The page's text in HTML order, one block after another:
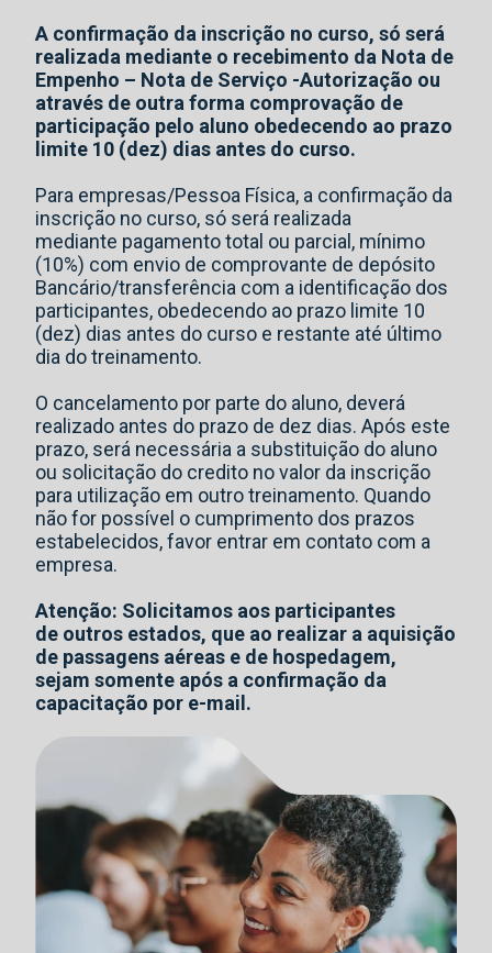
A confirmação da inscrição no curso, só será
realizada mediante o recebimento da Nota de
Empenho – Nota de Serviço -Autorização ou
através de outra forma comprovação de
participação pelo aluno obedecendo ao prazo
limite 10 (dez) dias antes do curso.
Para empresas/Pessoa Física, a confirmação da
inscrição no curso, só será realizada
mediante pagamento total ou parcial, mínimo
(10%) com envio de comprovante de depósito
Bancário/transferência com a identificação dos
participantes, obedecendo ao prazo limite 10
(dez) dias antes do curso e restante até último
dia do treinamento.
O cancelamento por parte do aluno, deverá
realizado antes do prazo de dez dias. Após este
prazo, será necessária a substituição do aluno
ou solicitação do credito no valor da inscrição
para utilização em outro treinamento. Quando
não for possível o cumprimento dos prazos
estabelecidos, favor entrar em contato com a
empresa.
Atenção: Solicitamos aos participantes
de outros estados, que ao realizar a aquisição
de passagens aéreas e de hospedagem,
sejam somente após a confirmação da
capacitação por e-mail.